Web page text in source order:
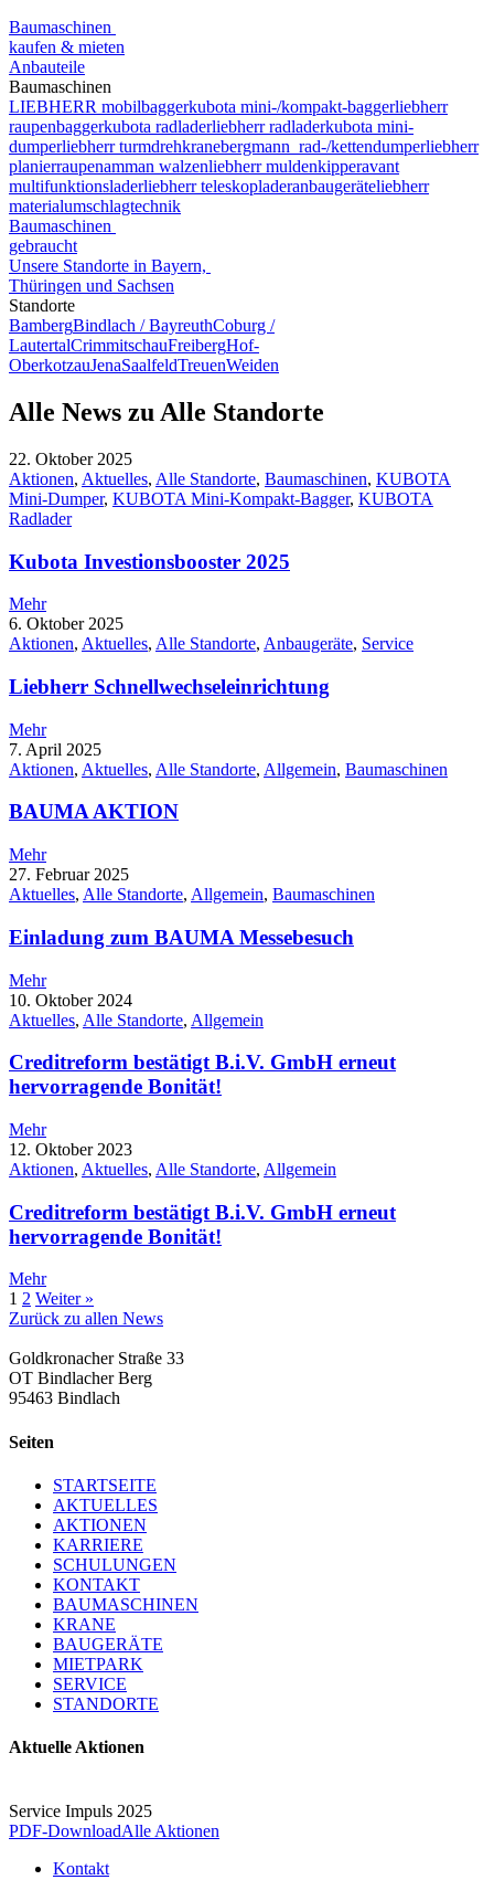
Baumaschinen
kaufen & mieten
Anbauteile
Baumaschinen
LIEBHERR mobilbaggerkubota mini-/kompakt-baggerliebherr
raupenbaggerkubota radladerliebherr radladerkubota mini-
dumperliebherr turmdrehkranebergmann rad-/kettendumperliebherr
planierraupenamman walzenliebherr muldenkipperavant
multifunktionsladerliebherr teleskopladeranbaugeräteliebherr
materialumschlagtechnik
Baumaschinen
gebraucht
Unsere Standorte in Bayern,
Thüringen und Sachsen
Standorte
BambergBindlach / BayreuthCoburg /
LautertalCrimmitschauFreibergHof-
OberkotzauJenaSaalfeldTreuenWeiden
Alle News zu Alle Standorte
22. Oktober 2025
Aktionen, Aktuelles, Alle Standorte, Baumaschinen, KUBOTA
Mini-Dumper, KUBOTA Mini-Kompakt-Bagger, KUBOTA
Radlader
Kubota Investionsbooster 2025
Mehr
6. Oktober 2025
Aktionen, Aktuelles, Alle Standorte, Anbaugeräte, Service
Liebherr Schnellwechseleinrichtung
Mehr
7. April 2025
Aktionen, Aktuelles, Alle Standorte, Allgemein, Baumaschinen
BAUMA AKTION
Mehr
27. Februar 2025
Aktuelles, Alle Standorte, Allgemein, Baumaschinen
Einladung zum BAUMA Messebesuch
Mehr
10. Oktober 2024
Aktuelles, Alle Standorte, Allgemein
Creditreform bestätigt B.i.V. GmbH erneut
hervorragende Bonität!
Mehr
12. Oktober 2023
Aktionen, Aktuelles, Alle Standorte, Allgemein
Creditreform bestätigt B.i.V. GmbH erneut
hervorragende Bonität!
Mehr
1 2 Weiter »
Zurück zu allen News
Goldkronacher Straße 33
OT Bindlacher Berg
95463 Bindlach
Seiten
STARTSEITE
AKTUELLES
AKTIONEN
KARRIERE
SCHULUNGEN
KONTAKT
BAUMASCHINEN
KRANE
BAUGERÄTE
MIETPARK
SERVICE
STANDORTE
Aktuelle Aktionen
Service Impuls 2025
PDF-DownloadAlle Aktionen
Kontakt